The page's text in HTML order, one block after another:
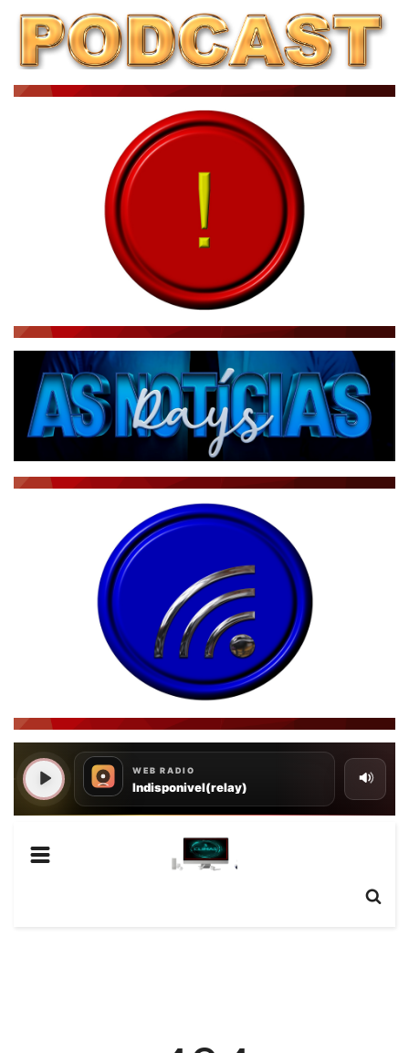
ÚLTIMAS NOTÍCIAS
NOTÍCIAS TAMBÉM NA TELA
BRASIL MUNDO AO VIVO
JORNAL DO BRASIL
NOTÍCIAS AO MINUTO
ACONTECEU...VIROU MANCHETE!